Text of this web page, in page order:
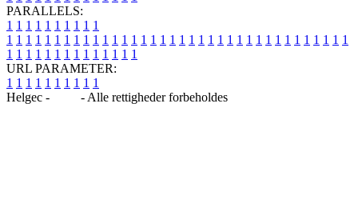
PARALLELS:
1 1 1 1 1 1 1 1 1 1
1 1 1 1 1 1 1 1 1 1 1 1 1 1 1 1 1 1 1 1 1 1 1 1 1 1 1 1 1 1 1 1 1 1 1 1
1 1 1 1 1 1 1 1 1 1 1 1 1 1
URL PARAMETER:
1 1 1 1 1 1 1 1 1 1
Helgec -
- Alle rettigheder forbeholdes